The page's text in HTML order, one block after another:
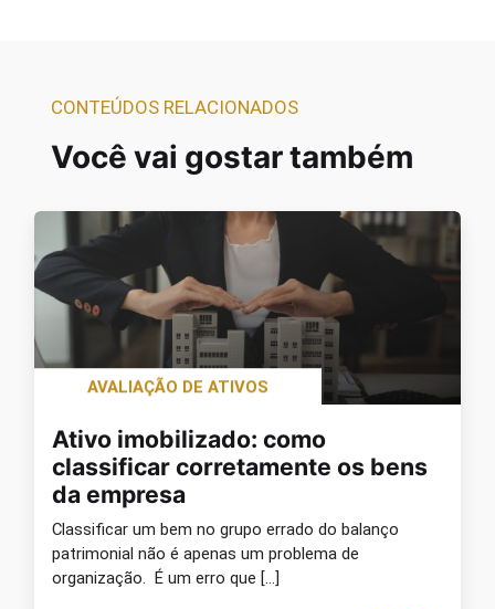
CONTEÚDOS RELACIONADOS
Você vai gostar também
AVALIAÇÃO DE ATIVOS
Ativo imobilizado: como
classificar corretamente os bens
da empresa
Classificar um bem no grupo errado do balanço
patrimonial não é apenas um problema de
organização. É um erro que […]